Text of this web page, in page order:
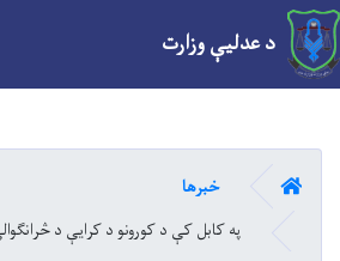
د عدلیې وزارت
کور
خبرها
په کابل کې د کورونو د کرایې د څرانګوالي په تړاو د